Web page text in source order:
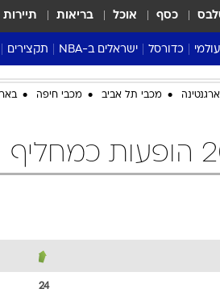
כסף אוכל בריאות תיירות
כדורסל
ליגת העל
ליגה לאומית
נבחרות ישראל בכדורסל
ישראלים ב-NBA
דני אבדיה
תקצירים
ארגנטינה מכבי תל אביב מכבי חיפה
24